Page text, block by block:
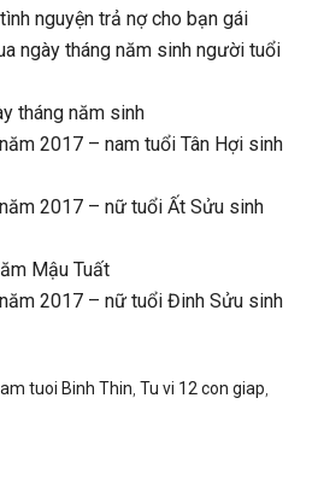
nguyện trả nợ cho bạn gái
ngày tháng năm sinh người tuổi
tháng năm sinh
2017 – nam tuổi Tân Hợi sinh
2017 – nữ tuổi Ất Sửu sinh
Mậu Tuất
2017 – nữ tuổi Đinh Sửu sinh
tuoi Binh Thin ,Tu vi 12 con giap